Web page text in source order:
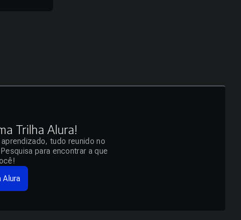
Trilha Alura!
tudo reunido no
para encontrar a que
Alura